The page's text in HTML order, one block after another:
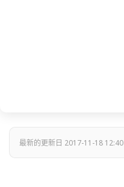
最新的更新日 2017-11-18 12:40